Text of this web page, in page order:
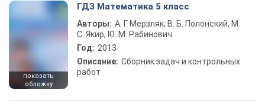
показать
обложку
ГДЗ Математика 5 класс
Авторы: А. Г. Мерзляк, В. Б. Полонский, М.
С. Якир, Ю. М. Рабинович
Год: 2013
Описание: Сборник задач и контрольных
работ